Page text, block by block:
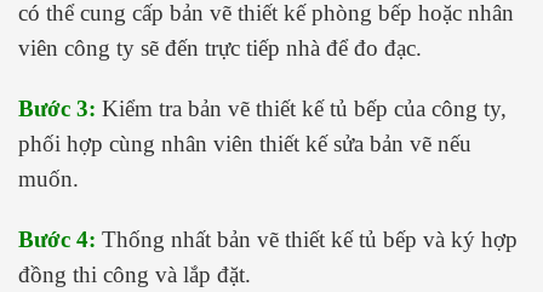
có thể cung cấp bản vẽ thiết kế phòng bếp hoặc nhân
viên công ty sẽ đến trực tiếp nhà để đo đạc.
Bước 3: Kiểm tra bản vẽ thiết kế tủ bếp của công ty,
phối hợp cùng nhân viên thiết kế sửa bản vẽ nếu
muốn.
Bước 4: Thống nhất bản vẽ thiết kế tủ bếp và ký hợp
đồng thi công và lắp đặt.